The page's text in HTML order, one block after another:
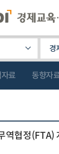
경
료 동향자
역협정(FTA)